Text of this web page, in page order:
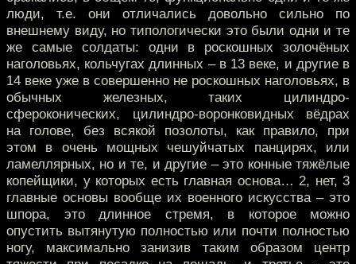
люди, т.е. они отличались довольно сильно по
внешнему виду, но типологически это были одни и те
же самые солдаты: одни в роскошных золочёных
наголовьях, кольчугах длинных – в 13 веке, и другие в
14 веке уже в совершенно не роскошных наголовьях, в
обычных железных, таких цилиндро-
сфероконических, цилиндро-воронковидных вёдрах
на голове, без всякой позолоты, как правило, при
этом в очень мощных чешуйчатых панцирях, или
ламеллярных, но и те, и другие – это конные тяжёлые
копейщики, у которых есть главная основа… 2, нет, 3
главные основы вообще их военного искусства – это
шпора, это длинное стремя, в которое можно
опустить вытянутую полностью или почти полностью
ногу, максимально занизив таким образом центр